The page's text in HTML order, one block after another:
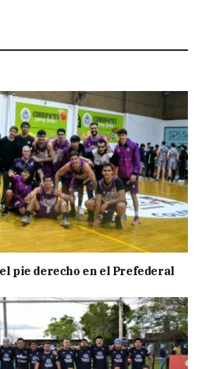
pie derecho en el Prefederal